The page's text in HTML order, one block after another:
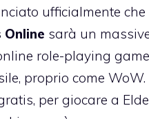
ufficialmente che
Online sarà un
role-playing
proprio come WoW.
per giocare a